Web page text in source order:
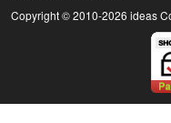
Copyright © 2010-2026 ideas